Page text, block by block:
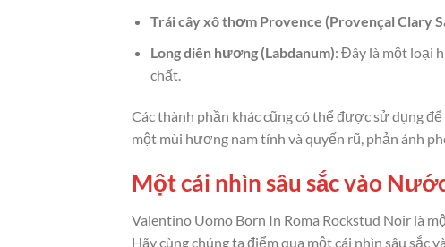
Trái cây xô thơm Provence (Provençal Clary
Long diên hương (Labdanum): Đây là một loại
chất.
Các thành phần khác cũng có thể được sử dụng
một mùi hương nam tính và quyến rũ, phản ánh
Một cái nhìn sâu sắc vào
Valentino Uomo Born In Roma Rockstud Noir là
Hãy cùng chúng ta điểm qua một cái nhìn sâu sắc